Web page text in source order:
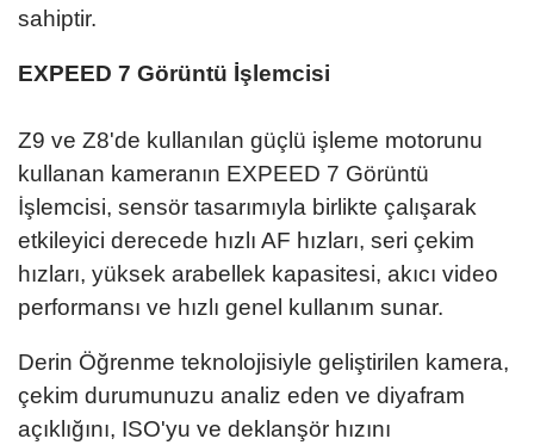
sahiptir.
EXPEED 7 Görüntü İşlemcisi
Z9 ve Z8'de kullanılan güçlü işleme motorunu
kullanan kameranın EXPEED 7 Görüntü
İşlemcisi, sensör tasarımıyla birlikte çalışarak
etkileyici derecede hızlı AF hızları, seri çekim
hızları, yüksek arabellek kapasitesi, akıcı video
performansı ve hızlı genel kullanım sunar.
Derin Öğrenme teknolojisiyle geliştirilen kamera,
çekim durumunuzu analiz eden ve diyafram
açıklığını, ISO'yu ve deklanşör hızını